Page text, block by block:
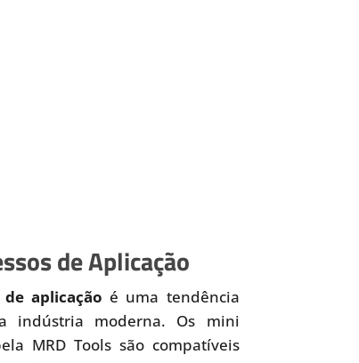
de Aplicação
aplicação é uma tendência
indústria moderna. Os mini
MRD Tools são compatíveis